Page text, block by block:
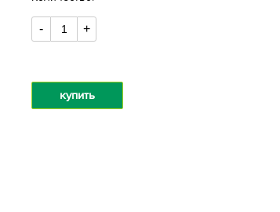
- +
купить